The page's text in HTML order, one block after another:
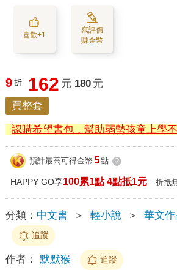
喜歡+1
寫評價
賺金幣
9 折 162 元 180 元
買整套
認購希望書包，幫助弱勢孩童上學不
預計最高可得金幣 5點 ?
HAPPY GO享100累1點 4點抵1元 折抵
分類： 中文書 ＞ 輕小說 ＞ 華文作
追蹤
作者： 默默猴 追蹤